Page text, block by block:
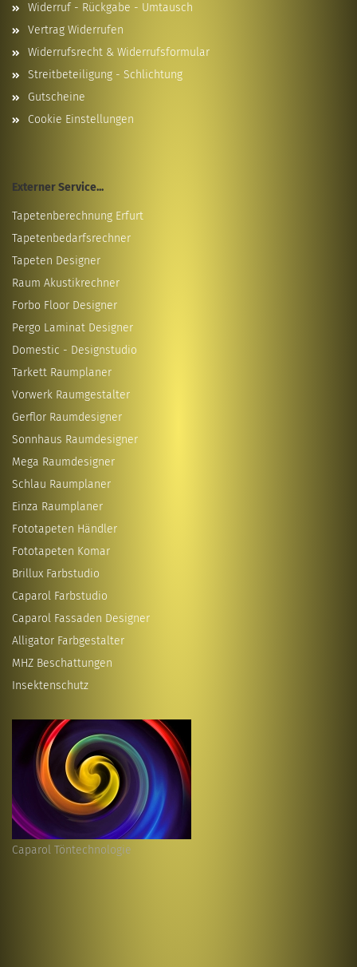
Widerruf - Rückgabe - Umtausch
Vertrag Widerrufen
Widerrufsrecht & Widerrufsformular
Streitbeteiligung - Schlichtung
Gutscheine
Cookie Einstellungen
Externer Service...
Tapetenberechnung Erfurt
Tapetenbedarfsrechner
Tapeten Designer
Raum Akustikrechner
Forbo Floor Designer
Pergo Laminat Designer
Domestic - Designstudio
Tarkett Raumplaner
Vorwerk Raumgestalter
Gerflor Raumdesigner
Sonnhaus Raumdesigner
Mega Raumdesigner
Schlau Raumplaner
Einza Raumplaner
Fototapeten Händler
Fototapeten Komar
Brillux Farbstudio
Caparol Farbstudio
Caparol Fassaden Designer
Alligator Farbgestalter
MHZ Beschattungen
Insektenschutz
Caparol Töntechnologie